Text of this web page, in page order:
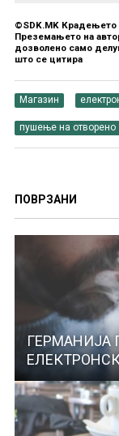
©SDK.MK Крадењето
Преземањето на
дозволено само
што се цитира
Магазин
пушење на отворено
ПОВРЗАНИ
ГЕРМАНИЈА